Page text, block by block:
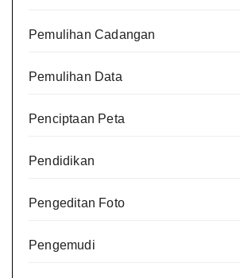
Pemulihan Cadangan
Pemulihan Data
Penciptaan Peta
Pendidikan
Pengeditan Foto
Pengemudi